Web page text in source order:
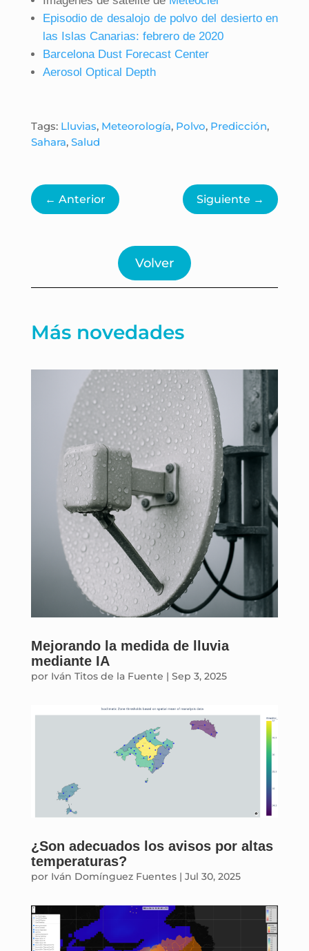
Episodio de desalojo de polvo del desierto en
las Islas Canarias: febrero de 2020
Barcelona Dust Forecast Center
Aerosol Optical Depth
Tags: Lluvias, Meteorología, Polvo, Predicción,
Sahara, Salud
← Anterior Siguiente →
Volver
Más novedades
Mejorando la medida de lluvia
mediante IA
por Iván Titos de la Fuente | Sep 3, 2025
¿Son adecuados los avisos por altas
temperaturas?
por Iván Domínguez Fuentes| Jul 30, 2025